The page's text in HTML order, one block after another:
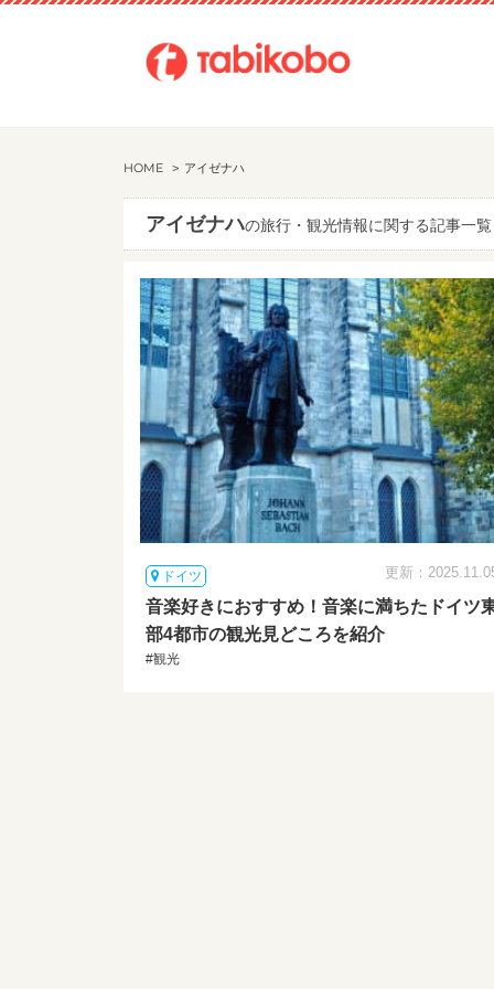
HOME アイゼナハ
アイゼナハの旅行・観光情報に関する記事一
ドイツ 更新：
音楽好きにおすすめ！音楽に満ちたドイツ
部4都市の観光見どころを紹介
#観光